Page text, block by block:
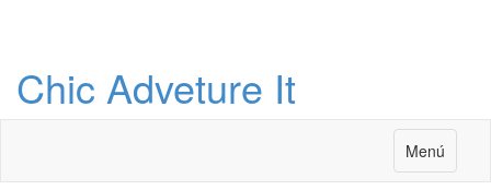
Chic Adveture It
Menú